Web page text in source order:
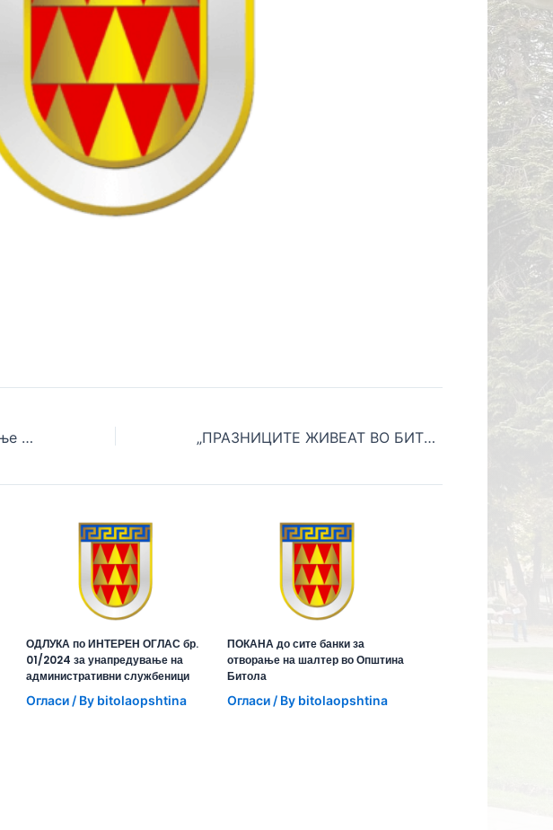
НОВ ПАРКИНГ ПРОСТОР ВО
БИТОЛА
Oглас бр.01/2024 за прибирање на понуди за користење на урбана опрема- куќарки за продажба на храна, пијалаци и други производи кај Офицерски дом и на плоштад Магнолија „ПРАЗНИЦИТЕ ЖИВЕАТ ВО БИТОЛА НА ЗИМСКА ПРИКАЗНА“ – ЗАПОЧНА ПРАЗНИЧНАТА ПРОГРАМА
ОДЛУКА по ИНТЕРЕН ОГЛАС бр.
01/2024 за унапредување на
административни службеници
Огласи/ By bitolaopshtina
ПОКАНА до сите банки за
отворање на шалтер во Општина
Битола
Огласи / By bitolaopshtina